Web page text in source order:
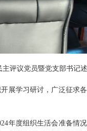
评议党员暨党支部书记述
展学习研讨，广泛征求
年度组织生活会准备情